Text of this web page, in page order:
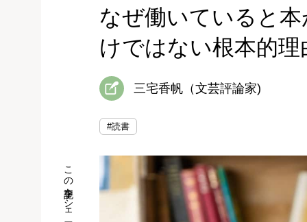
なぜ働いていると
けではない根本的理
三宅香帆（文芸評論家)
#読書
この記事をシェア